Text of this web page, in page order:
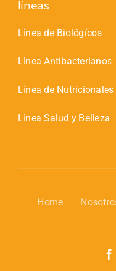
líneas
Línea de Biológícos
Línea Antibacterianos
Línea de Nutricionales
Línea Salud y Belleza
Home